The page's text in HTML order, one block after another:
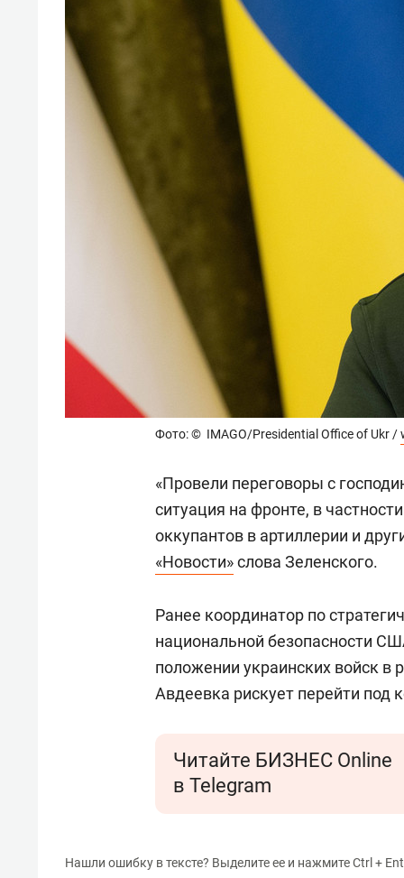
Фото: © IMAGO/Presidential Office of Ukr /
«Провели переговоры с
ситуация на фронте, в
оккупантов в артиллерии и
«Новости»слова Зеленского.
Ранее координатор по
национальной безопасности
положении украинских войск в
Авдеевка рискует перейти под
Читайте БИЗНЕС Online
в Telegram
Нашли ошибку в тексте? Выделите ее и нажмите Ctrl +
Как ГК «МИР ГРУПП» и ВТБ
создают оазис жилого
комфорта под Казанью
150
ID